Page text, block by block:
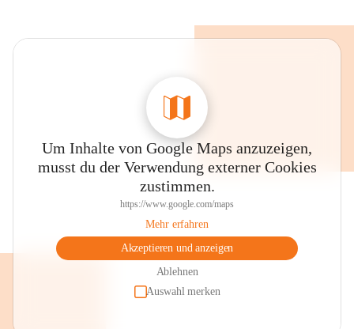
Um Inhalte von Google Maps anzuzeigen,
musst du der Verwendung externer Cookies
zustimmen.
https://www.google.com/maps
Mehr erfahren
Akzeptieren und anzeigen
Ablehnen
Auswahl merken